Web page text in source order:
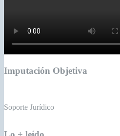
Imputación Objetiva
Soporte Jurídico